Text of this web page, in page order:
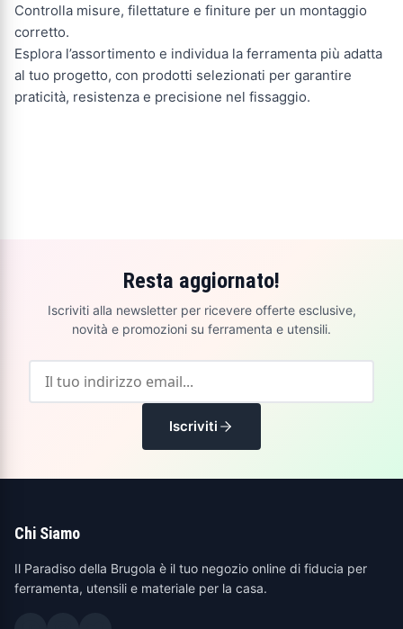
Controlla misure, filettature e finiture per un montaggio
corretto.
Esplora l’assortimento e individua la ferramenta più adatta
al tuo progetto, con prodotti selezionati per garantire
praticità, resistenza e precisione nel fissaggio.
Resta aggiornato!
Iscriviti alla newsletter per ricevere offerte esclusive,
novità e promozioni su ferramenta e utensili.
Iscriviti
Chi Siamo
Il Paradiso della Brugola è il tuo negozio online di fiducia per
ferramenta, utensili e materiale per la casa.